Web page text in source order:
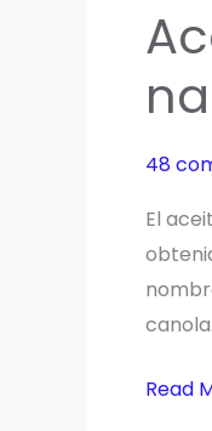
en
Más
Allá
48
El
Aceite
Read